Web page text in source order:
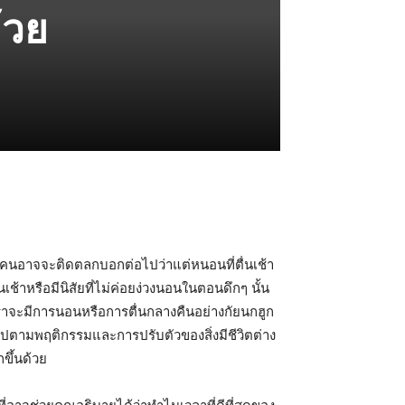
ย
นอาจจะติดตลกบอกต่อไปว่าแต่หนอนที่ตื่นเช้า
ช้าหรือมีนิสัยที่ไม่ค่อยง่วงนอนในตอนดึกๆ นั้น
จะมีการนอนหรือการตื่นกลางคืนอย่างกัยนกฮูก
ามพฤติกรรมและการปรับตัวของสิ่งมีชีวิตต่าง
ขึ้นด้วย